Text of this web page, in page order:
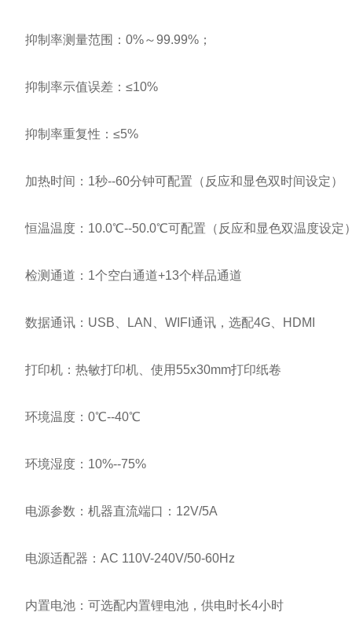
抑制率测量范围：0%～99.99%；
抑制率示值误差：≤10%
抑制率重复性：≤5%
加热时间：1秒--60分钟可配置（反应和显色双时间设定）
恒温温度：10.0℃--50.0℃可配置（反应和显色双温度设定
检测通道：1个空白通道+13个样品通道
数据通讯：USB、LAN、WIFI通讯，选配4G、HDMI
打印机：热敏打印机、使用55x30mm打印纸卷
环境温度：0℃--40℃
环境湿度：10%--75%
电源参数：机器直流端口：12V/5A
电源适配器：AC 110V-240V/50-60Hz
内置电池：可选配内置锂电池，供电时长4小时